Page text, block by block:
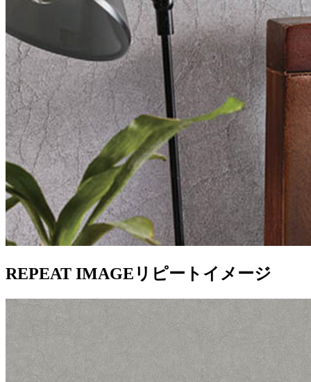
REPEAT IMAGE リピートイメージ